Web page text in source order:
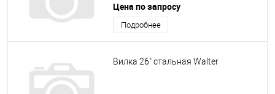
Цена по запросу
Подробнее
Вилка 26" стальная Walter